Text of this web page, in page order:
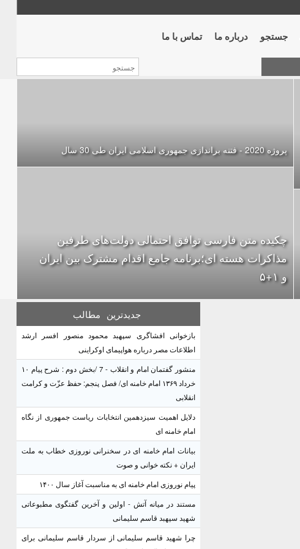
جستجو درباره ما تماس با ما
پروژه 2020 - فتنه براندازی جمهوری اسلامی ایران طی 30 سال
چکیده متن فارسی توافق احتمالی دولت‌های طرفین
مذاکرات هسته ای؛برنامه جامع اقدام مشترک بین ایران
و ۱+۵
جدیدترین مطالب
بازخوانی افشاگری سپهبد محمود منصور افسر ارشد
اطلاعات مصر درباره هواپیمای اوکراینی
منشور گفتمان امام و انقلاب - 7 /بخش دوم : شرح پیام ۱۰
خرداد ۱۳۶۹ امام خامنه ای/ فصل پنجم: حفظ عزّت و کرامت
انقلابی
دلایل اهمیت سیزدهمین انتخابات ریاست جمهوری از نگاه
امام خامنه ای
بیانات امام خامنه ای در سخنرانی نوروزی خطاب به ملت
ایران + نکته خوانی و صوت
پیام نوروزی امام خامنه ای به مناسبت آغاز سال ۱۴۰۰
مستند در میانه آتش - اولین و آخرین گفتگوی مطبوعاتی
شهید سپهبد قاسم سلیمانی
چرا شهید قاسم سلیمانی از سردار قاسم سلیمانی برای